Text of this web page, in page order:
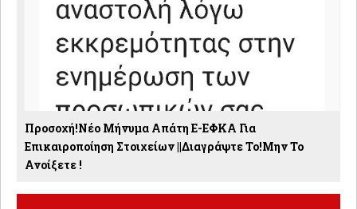
Προσοχή!Νέο Μήνυμα Απάτη E-ΕΦΚΑ Για
Επικαιροποίηση Στοιχείων ||Διαγράψτε Το!Μην Το
Ανοίξετε !